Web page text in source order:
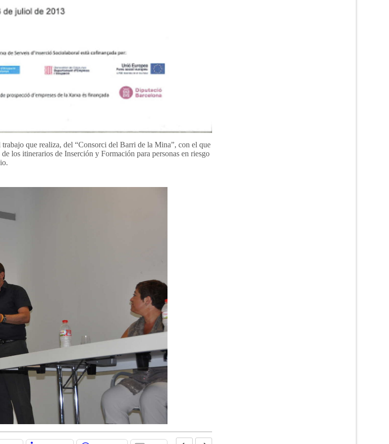
que realiza, del “Consorci del Barri de la Mina”, con el que
los itinerarios de Inserción y Formación para personas en riesgo